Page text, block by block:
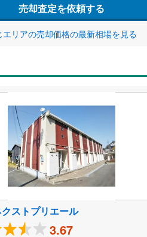
売却査定を依頼する
エリアの売却価格の最新相場を見る
ストプリエール
3.67